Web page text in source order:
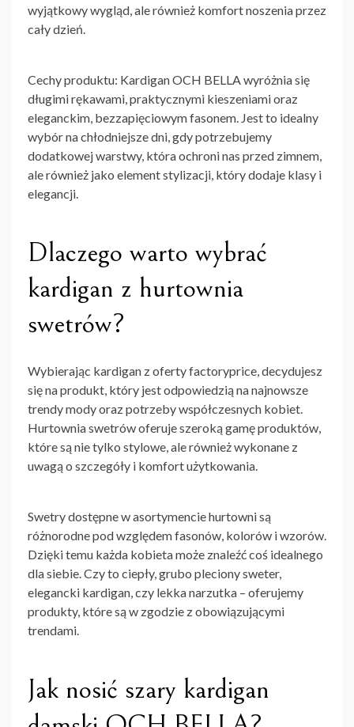
wyjątkowy wygląd, ale również komfort noszenia przez
cały dzień.
Cechy produktu: Kardigan OCH BELLA wyróżnia się
długimi rękawami, praktycznymi kieszeniami oraz
eleganckim, bezzapięciowym fasonem. Jest to idealny
wybór na chłodniejsze dni, gdy potrzebujemy
dodatkowej warstwy, która ochroni nas przed zimnem,
ale również jako element stylizacji, który dodaje klasy i
elegancji.
Dlaczego warto wybrać
kardigan z hurtownia
swetrów?
Wybierając kardigan z oferty factoryprice, decydujesz
się na produkt, który jest odpowiedzią na najnowsze
trendy mody oraz potrzeby współczesnych kobiet.
Hurtownia swetrów oferuje szeroką gamę produktów,
które są nie tylko stylowe, ale również wykonane z
uwagą o szczegóły i komfort użytkowania.
Swetry dostępne w asortymencie hurtowni są
różnorodne pod względem fasonów, kolorów i wzorów.
Dzięki temu każda kobieta może znaleźć coś idealnego
dla siebie. Czy to ciepły, grubo pleciony sweter,
elegancki kardigan, czy lekka narzutka – oferujemy
produkty, które są w zgodzie z obowiązującymi
trendami.
Jak nosić szary kardigan